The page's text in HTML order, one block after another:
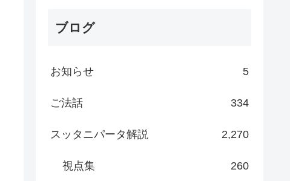
ブログ
お知らせ 5
ご法話 334
スッタニパータ解説 2,270
視点集 260